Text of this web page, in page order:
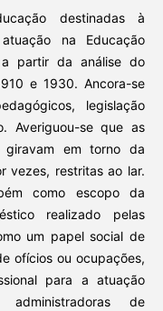
destinadas à
na Educação
a partir da análise do
e 1930. Ancora-se
legislação
Averiguou-se que as
giravam em torno da
vezes, restritas ao lar.
como escopo da
realizado pelas
um papel social de
ofícios ou ocupações,
para a atuação
administradoras de